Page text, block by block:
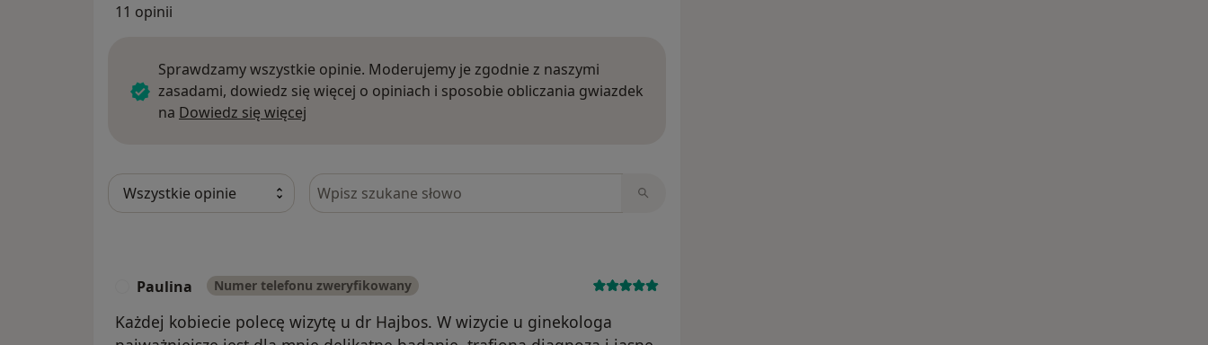
11 opinii
Sprawdzamy wszystkie opinie. Moderujemy je zgodnie z naszymi
zasadami, dowiedz się więcej o opiniach i sposobie obliczania gwiazdek
na Dowiedz się więcej
Szukaj w opiniach
Paulina Numer telefonu zweryfikowany
Każdej kobiecie polecę wizytę u dr Hajbos. W wizycie u ginekologa